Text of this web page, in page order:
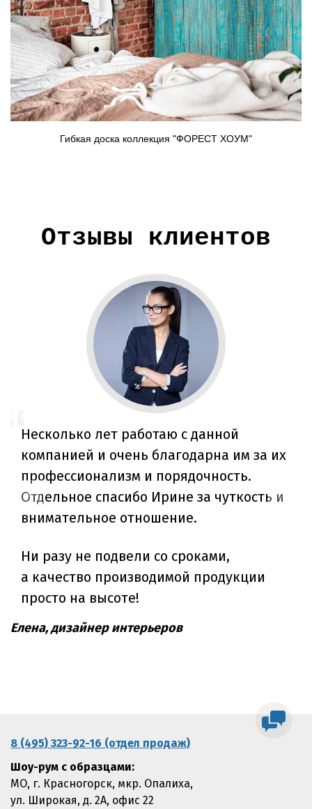
Гибкая доска коллекция "ФОРЕСТ ХОУМ"
Отзывы клиентов
Несколько лет работаю с данной
компанией и очень благодарна им за их
профессионализм и порядочность.
Отдельное спасибо Ирине за чуткость и
внимательное отношение.
Ни разу не подвели со сроками,
а качество производимой продукции
просто на высоте!
Елена, дизайнер интерьеров
8 (495) 323-92-16 (отдел продаж)
Шоу-рум с образцами:
МО, г. Красногорск, мкр. Опалиха,
ул. Широкая, д. 2А, офис 22